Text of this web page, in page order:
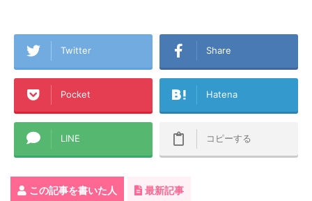
Twitter Share
Pocket Hatena
LINE コピーする
この記事を書いた人 最新記事